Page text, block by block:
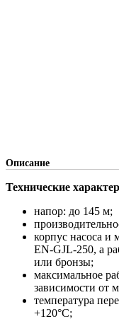
Описание
Технические
напор: до 145 м;
корпус насоса и
EN-GJL-250, а
или бронзы;
максимальное
зависимости от
температура
+120°С;